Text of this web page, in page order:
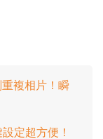
複相片！瞬
定超方便！